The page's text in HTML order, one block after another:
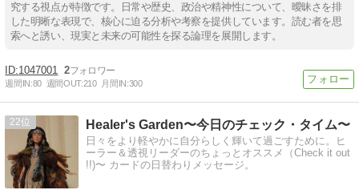
究する視点が特徴です。日常や歴史、政治や精神性について、曖昧さを排
した明晰な表現で、核心に迫る分析や考察を提供しています。読む者を思
索へと誘い、現実と未来の可能性を探る論理を展開します。
1047001 2
週間IN:80 週間OUT:210 月間IN:300
22 Healer's Garden〜今日のチェック・タイム〜
日々をより軽やかに自分らしく輝いて過ごすために。ヒ
ーラー＆透視リーダーのちょっとオススメ（Check it out
!!)〜 カードの日替わりメッセージ。